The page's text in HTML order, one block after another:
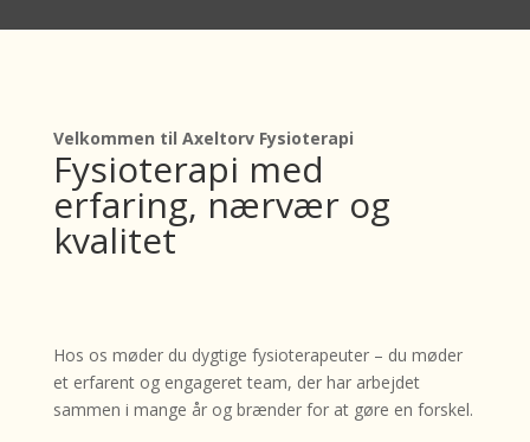
Velkommen til Axeltorv Fysioterapi
Fysioterapi med
erfaring, nærvær og
kvalitet
Hos os møder du dygtige fysioterapeuter – du møder
et erfarent og engageret team, der har arbejdet
sammen i mange år og brænder for at gøre en forskel.